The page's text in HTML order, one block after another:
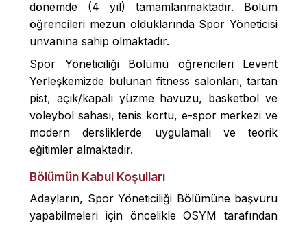
dönemde (4 yıl) tamamlanmaktadır. Bölüm
öğrencileri mezun olduklarında Spor Yöneticisi
unvanına sahip olmaktadır.
Spor Yöneticiliği Bölümü öğrencileri Levent
Yerleşkemizde bulunan fitness salonları, tartan
pist, açık/kapalı yüzme havuzu, basketbol ve
voleybol sahası, tenis kortu, e-spor merkezi ve
modern dersliklerde uygulamalı ve teorik
eğitimler almaktadır.
Bölümün Kabul Koşulları
Adayların, Spor Yöneticiliği Bölümüne başvuru
yapabilmeleri için öncelikle ÖSYM tarafından